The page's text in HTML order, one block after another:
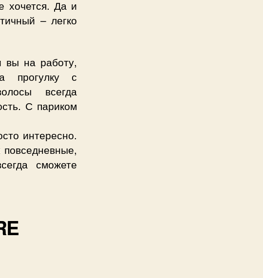
хочется. Да и
– легко
вы на работу,
прогулку с
всегда
С париком
интересно.
сможете